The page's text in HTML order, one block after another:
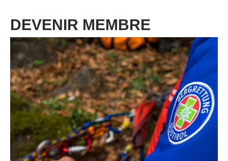
DEVENIR MEMBRE